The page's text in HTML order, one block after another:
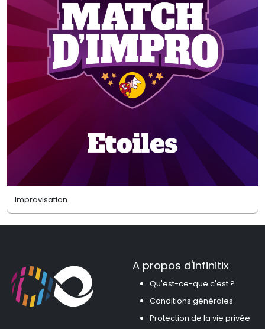
Improvisation
A propos d'Infinitix
Qu'est-ce-que c'est ?
Conditions générales
Protection de la vie privée